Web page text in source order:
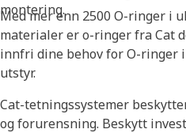
montering.
Med mer enn 2500 O-ringer i
materialer er o-ringer fra Cat
innfri dine behov for O-ringer
utstyr.
Cat-tetningssystemer
og forurensning. Beskytt